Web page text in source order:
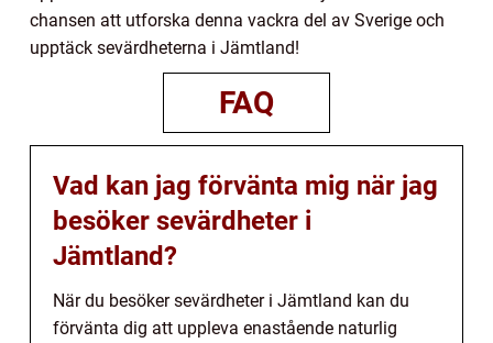
chansen att utforska denna vackra del av Sverige och
upptäck sevärdheterna i Jämtland!
FAQ
Vad kan jag förvänta mig när jag
besöker sevärdheter i
Jämtland?
När du besöker sevärdheter i Jämtland kan du
förvänta dig att uppleva enastående naturlig